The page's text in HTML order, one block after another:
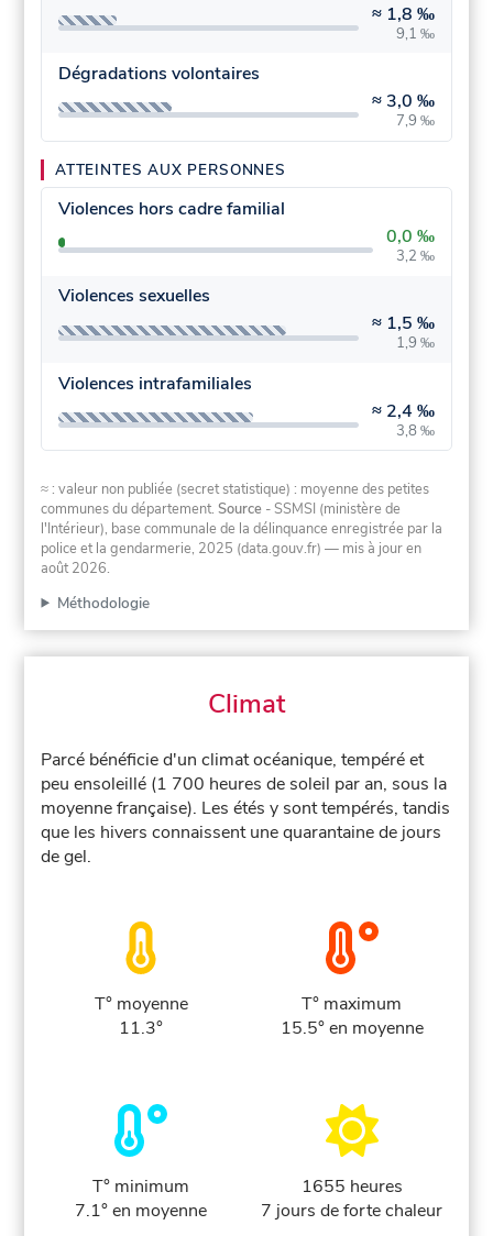
≈ 1,8 ‰
9,1 ‰
Dégradations volontaires
≈ 3,0 ‰
7,9 ‰
ATTEINTES AUX PERSONNES
Violences hors cadre familial
0,0 ‰
3,2 ‰
Violences sexuelles
≈ 1,5 ‰
1,9 ‰
Violences intrafamiliales
≈ 2,4 ‰
3,8 ‰
≈ : valeur non publiée (secret statistique) : moyenne des petites
communes du département.Source - SSMSI (ministère de
l'Intérieur), base communale de la délinquance enregistrée par la
police et la gendarmerie, 2025 (data.gouv.fr) — mis à jour en
août 2026.
Méthodologie
Climat
Parcé bénéficie d'un climat océanique, tempéré et
peu ensoleillé (1 700 heures de soleil par an, sous la
moyenne française). Les étés y sont tempérés, tandis
que les hivers connaissent une quarantaine de jours
de gel.
T° moyenne
11.3°
T° maximum
15.5° en moyenne
T° minimum
7.1° en moyenne
1655 heures
7 jours de forte chaleur